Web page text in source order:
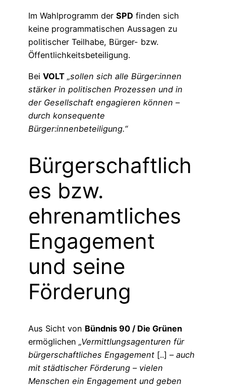
Im Wahlprogramm der SPD finden sich
keine programmatischen Aussagen zu
politischer Teilhabe, Bürger- bzw.
Öffentlichkeitsbeteiligung.
Bei VOLT „sollen sich alle Bürger:innen
stärker in politischen Prozessen und in
der Gesellschaft engagieren können –
durch konsequente
Bürger:innenbeteiligung.“
Bürgerschaftlich
es bzw.
ehrenamtliches
Engagement
und seine
Förderung
Aus Sicht von Bündnis 90 / Die Grünen
ermöglichen „Vermittlungsagenturen für
bürgerschaftliches Engagement [..] – auch
mit städtischer Förderung – vielen
Menschen ein Engagement und geben